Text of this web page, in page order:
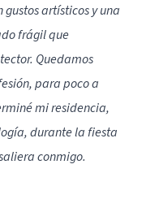
artísticos y una
frágil que
Quedamos
para poco a
mi residencia,
durante la fiesta
conmigo.